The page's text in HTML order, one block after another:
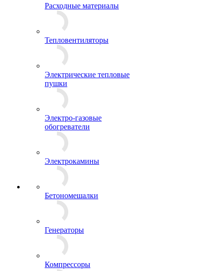
Расходные материалы
Тепловентиляторы
Электрические тепловые
пушки
Электро-газовые
обогреватели
Электрокамины
Бетономешалки
Генераторы
Компрессоры